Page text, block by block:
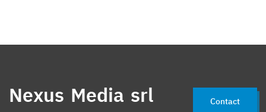
Nexus Media srl Contact